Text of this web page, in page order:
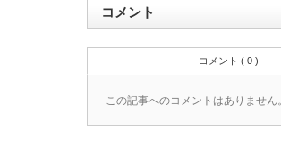
コメント
コメント ( 0 )
この記事へのコメントはありません。